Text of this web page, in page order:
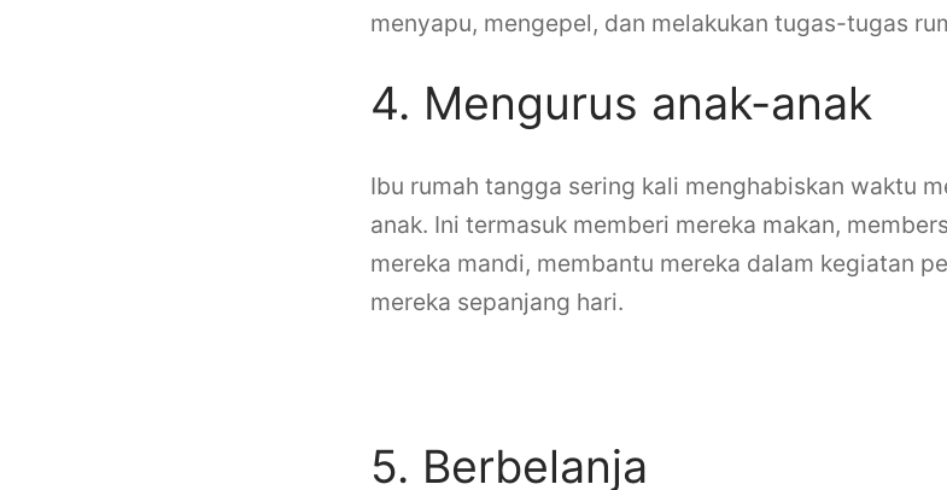
menyapu, mengepel, dan melakukan tugas-tugas
4. Mengurus anak-anak
Ibu rumah tangga sering kali menghabiskan waktu
anak. Ini termasuk memberi mereka makan,
mereka mandi, membantu mereka dalam kegiatan
mereka sepanjang hari.
5. Berbelanja